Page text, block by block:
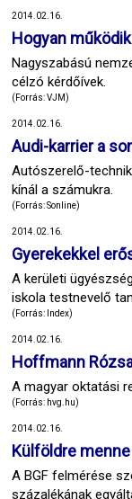
2014.02.16.
Hogyan
Nagyszabású
célzó kérdőívek.
(Forrás: VJM)
2014.02.16.
Audi-karrier a
Autószerelő-
kínál a számukra.
(Forrás: Sonline)
2014.02.16.
Gyerekekkel
A kerületi
iskola testnevelő
(Forrás: Index)
2014.02.16.
Hoffmann
A magyar oktatási
(Forrás: hvg.hu)
2014.02.16.
Külföldre
A BGF felmérése
százalékának